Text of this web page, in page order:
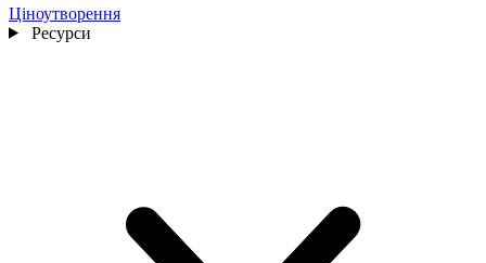
Ціноутворення
Ресурси